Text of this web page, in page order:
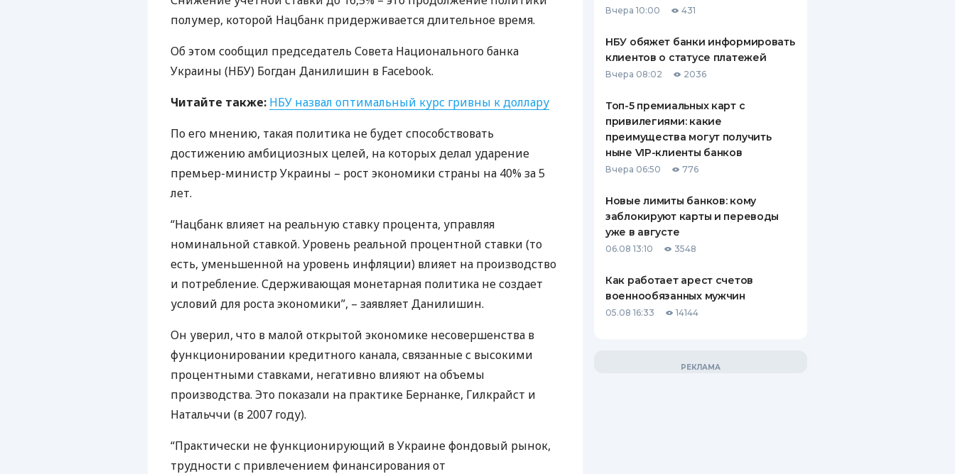
ЕЖЕМЕСЯЧНЫЙ ОБЗОР
СТРАХОВАНИЮ
ВСЕ СТРАХОВЫЕ ПОЛИСЫ
ОТЗЫВЫ О СТРАХОВЫХ
КОМПАНИЯХ
полумер, которой Нацбанк придерживается длительное время.
Об этом сообщил председатель Совета Национального банка
Украины (НБУ) Богдан Данилишин в Facebook.
Читайте также: НБУ назвал оптимальный курс гривны к доллару
По его мнению, такая политика не будет способствовать
достижению амбициозных целей, на которых делал ударение
премьер-министр Украины – рост экономики страны на 40% за 5
лет.
“Нацбанк влияет на реальную ставку процента, управляя
номинальной ставкой. Уровень реальной процентной ставки (то
есть, уменьшенной на уровень инфляции) влияет на производство
и потребление. Сдерживающая монетарная политика не создает
условий для роста экономики”, – заявляет Данилишин.
Он уверил, что в малой открытой экономике несовершенства в
функционировании кредитного канала, связанные с высокими
процентными ставками, негативно влияют на объемы
производства. Это показали на практике Бернанке, Гилкрайст и
Натальччи (в 2007 году).
“Практически не функционирующий в Украине фондовый рынок,
трудности с привлечением финансирования от
Вчера 10:00 431
НБУ обяжет банки информировать
клиентов о статусе платежей
Вчера 08:02 2036
Топ-5 премиальных карт с
привилегиями: какие
преимущества могут получить
ныне VIP-клиенты банков
Вчера 06:50 776
Новые лимиты банков: кому
заблокируют карты и переводы
уже в августе
06.08 13:10 3548
Как работает арест счетов
военнообязанных мужчин
05.08 16:33 14144